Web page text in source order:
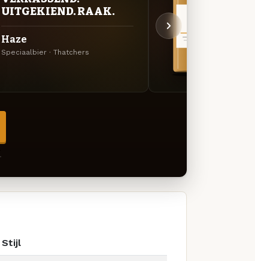
UITGEKIEND. RAAK.
Haze
Speciaalbier · Thatchers
Stijl